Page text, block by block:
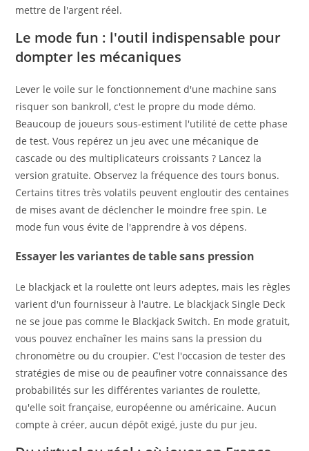
mettre de l'argent réel.
Le mode fun : l'outil indispensable pour
dompter les mécaniques
Lever le voile sur le fonctionnement d'une machine sans
risquer son bankroll, c'est le propre du mode démo.
Beaucoup de joueurs sous-estiment l'utilité de cette phase
de test. Vous repérez un jeu avec une mécanique de
cascade ou des multiplicateurs croissants ? Lancez la
version gratuite. Observez la fréquence des tours bonus.
Certains titres très volatils peuvent engloutir des centaines
de mises avant de déclencher le moindre free spin. Le
mode fun vous évite de l'apprendre à vos dépens.
Essayer les variantes de table sans pression
Le blackjack et la roulette ont leurs adeptes, mais les règles
varient d'un fournisseur à l'autre. Le blackjack Single Deck
ne se joue pas comme le Blackjack Switch. En mode gratuit,
vous pouvez enchaîner les mains sans la pression du
chronomètre ou du croupier. C'est l'occasion de tester des
stratégies de mise ou de peaufiner votre connaissance des
probabilités sur les différentes variantes de roulette,
qu'elle soit française, européenne ou américaine. Aucun
compte à créer, aucun dépôt exigé, juste du pur jeu.